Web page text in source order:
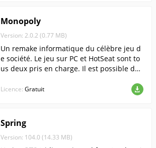
Monopoly
Version: 2.0.2 (0.77 MB)
Un remake informatique du célèbre jeu d
e société. Le jeu sur PC et HotSeat sont to
us deux pris en charge. Il est possible de
rrains de jeu supplémentaires.
Licence: Gratuit
Spring
Version: 104.0 (14.33 MB)